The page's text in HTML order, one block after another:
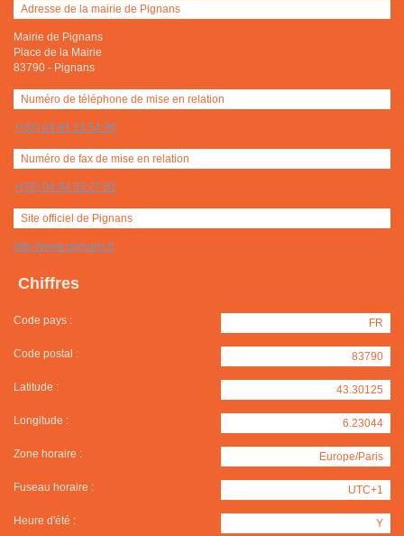
Adresse de la mairie de Pignans
Mairie de Pignans
Place de la Mairie
83790 - Pignans
Numéro de téléphone de mise en relation
+(33) 04 94 13 54 90
Numéro de fax de mise en relation
+(33) 04 94 33 27 82
Site officiel de Pignans
http://www.pignans.fr
Chiffres
Code pays : FR
Code postal : 83790
Latitude : 43.30125
Longitude : 6.23044
Zone horaire : Europe/Paris
Fuseau horaire : UTC+1
Heure d'été : Y